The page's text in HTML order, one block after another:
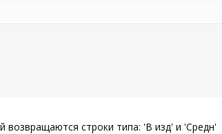
возвращаются строки типа: 'В изд' и 'Средн'